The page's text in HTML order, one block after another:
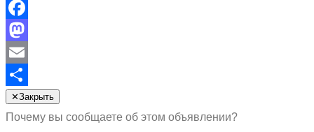
Facebook
Mastodon
Email
Отправить
✕Закрыть
Почему вы сообщаете об этом объявлении?